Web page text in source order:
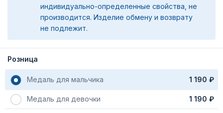
индивидуально-определенные свойства, не
производится. Изделие обмену и возврату
не подлежит.
Розница
Медаль для мальчика 1 190 ₽
Медаль для девочки 1 190 ₽